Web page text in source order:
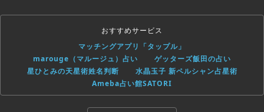
おすすめサービス
マッチングアプリ「タップル」
marouge（マルージュ）占い
ゲッターズ飯田の占い
星ひとみの天星術姓名判断
水晶玉子 新ペルシャン占星術
Ameba占い館SATORI